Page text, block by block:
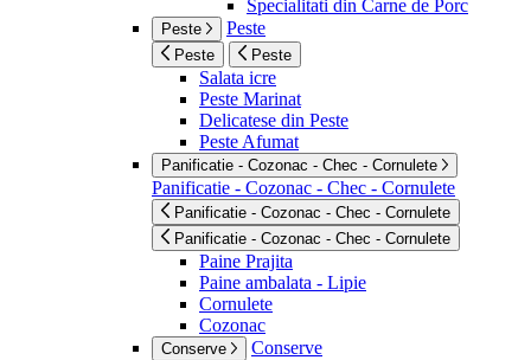
Specialitati din Carne de Porc
Peste Peste
Peste Peste
Salata icre
Peste Marinat
Delicatese din Peste
Peste Afumat
Panificatie - Cozonac - Chec - Cornulete
Panificatie - Cozonac - Chec - Cornulete
Panificatie - Cozonac - Chec - Cornulete
Panificatie - Cozonac - Chec - Cornulete
Paine Prajita
Paine ambalata - Lipie
Cornulete
Cozonac
Conserve Conserve